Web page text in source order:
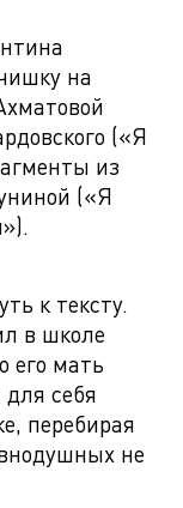
на
(«Я
из
(«Я
к тексту.
в школе
его мать
себя
перебирая
не